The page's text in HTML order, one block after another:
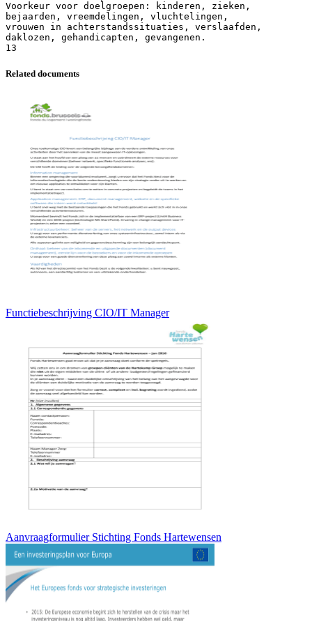
Related documents
Functiebeschrijving CIO/IT Manager
Aanvraagformulier Stichting Fonds Hartewensen